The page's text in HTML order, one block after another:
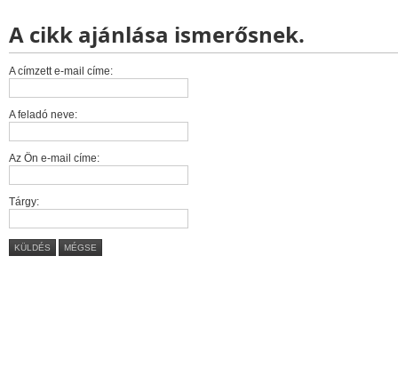
A cikk ajánlása ismerősnek.
A címzett e-mail címe:
A feladó neve:
Az Ön e-mail címe:
Tárgy:
KÜLDÉS MÉGSE